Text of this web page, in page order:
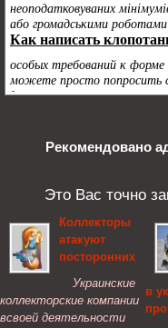
Рекомендовано
Это Вас точно
Коллекторы
атакуют
посторонних
Украинские
коллекторские компании
всвоей деятельности
в